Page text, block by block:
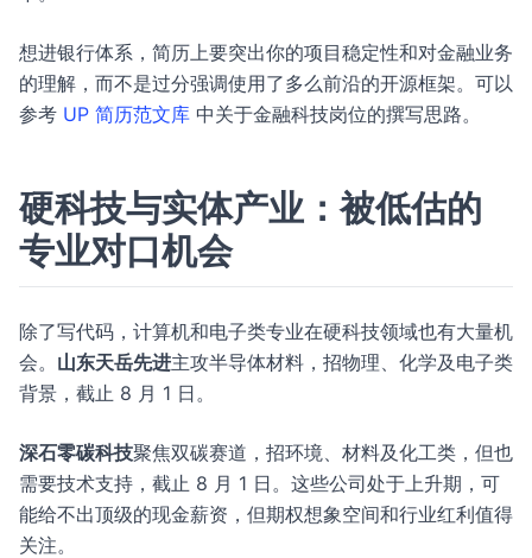
想进银行体系，简历上要突出你的项目稳定性和对金融业务
的理解，而不是过分强调使用了多么前沿的开源框架。可以
参考 UP 简历范文库 中关于金融科技岗位的撰写思路。
硬科技与实体产业：被低估的
专业对口机会
除了写代码，计算机和电子类专业在硬科技领域也有大量机
会。 山东天岳先进主攻半导体材料，招物理、化学及电子类
背景，截止 8 月 1 日。
深石零碳科技聚焦双碳赛道，招环境、材料及化工类，但也
需要技术支持，截止 8 月 1 日。这些公司处于上升期，可
能给不出顶级的现金薪资，但期权想象空间和行业红利值得
关注。